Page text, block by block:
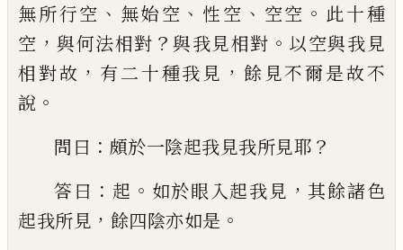
無所行空 、 無始空 、 性空 、 空空 。 此十種
空 ，與何法相對 ？與我見相對 。 以空與我見
相對故 ， 有二十種我見 ， 餘見不爾是故不
說 。
問曰 ： 頗於一陰起我見我所見耶 ？
答曰 ： 起 。 如於眼入起我見 ，其餘諸色
起我所見 ， 餘四陰亦如是 。